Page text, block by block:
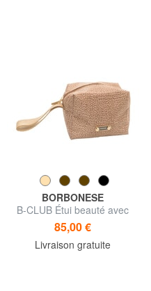
BORBONESE
B-CLUB Étui beauté avec
bracelet
85,00 €
Livraison gratuite